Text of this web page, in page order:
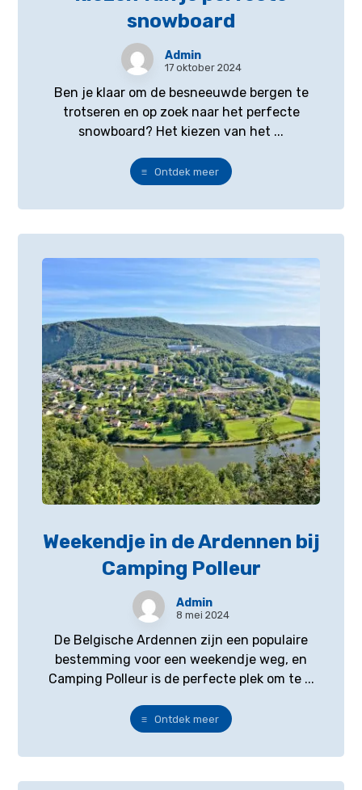
snowboard
Admin
17 oktober 2024
Ben je klaar om de besneeuwde bergen te
trotseren en op zoek naar het perfecte
snowboard? Het kiezen van het ...
Ontdek meer
Weekendje in de Ardennen bij
Camping Polleur
Admin
8 mei 2024
De Belgische Ardennen zijn een populaire
bestemming voor een weekendje weg, en
Camping Polleur is de perfecte plek om te ...
Ontdek meer